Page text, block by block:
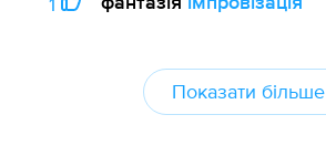
Показати більше